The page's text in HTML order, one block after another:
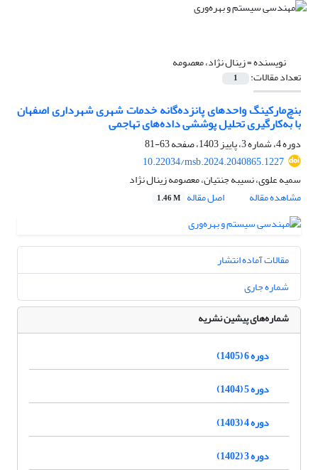
نویسنده =زینال نژاد، معصومه
تعداد مقالات: 1
بنچ‌مارکینگ واحدهای پانزده‌گانه خدمات شهری شهرداری اصفهان
با به‌کارگیری تحلیل پوششی داده‌های تهاجمی
دوره 4، شماره 3، پاییز 1403، صفحه
63-81
10.22034/msb.2024.2040865.1227
سمیه علوی، نسیبه جنتیان، معصومه زینال نژاد
مشاهده مقاله
اصل مقاله 1.46 M
مقالات آماده انتشار
شماره جاری
شماره‌های پیشین نشریه
دوره 6 (1405)
دوره 5 (1404)
دوره 4 (1403)
دوره 3 (1402)